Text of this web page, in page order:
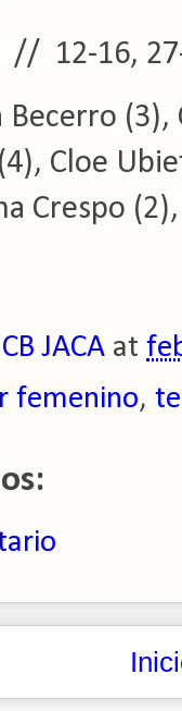
// 12-16,
(3),
Cloe
Crespo
CB JACA at
femenino,